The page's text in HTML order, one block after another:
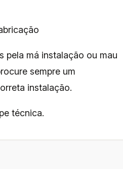
pela má instalação ou mau
sempre um
instalação.
técnica.